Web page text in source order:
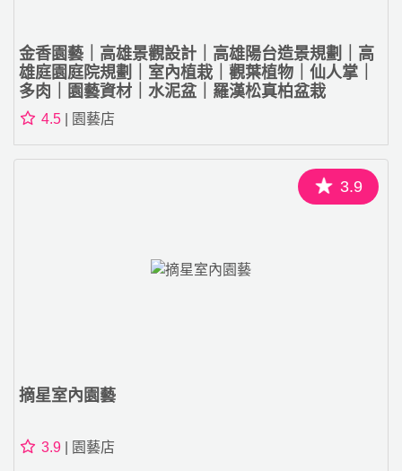
金香園藝｜高雄景觀設計｜高雄陽台造景規劃｜高
雄庭園庭院規劃｜室內植栽｜觀葉植物｜仙人掌｜
多肉｜園藝資材｜水泥盆｜羅漢松真柏盆栽
4.5 | 園藝店
3.9
摘星室內園藝
3.9 | 園藝店